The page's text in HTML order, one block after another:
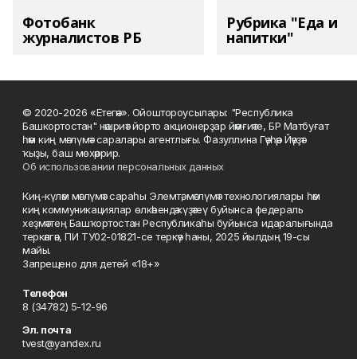
Фотобанк
журналистов РБ
Рубрика "Еда и
напитки"
© 2020-2026 «Етегән». Ойоштороусылары: "Республика
Башкортостан" нәшриәт йорто акционерҙар йәмғиәте, БР Матбуғат
һәм киң мәғлүмәт саралары агентлығы. Фазуллина Гәүһәр Йәүҙәт
ҡыҙы, баш мөхәррир.
Об использовании персональных данных
Киң-күләм мәғлүмәт сараһы Элемтә, мәғлүмәт технологиялары һәм
киң коммуникациялар өлкәһендә күҙәтеү буйынса федераль
хеҙмәттең Башҡортостан Республикаһы буйынса идаралығында
теркәлгән, ПИ ТУ02-01821-се теркәү һаны, 2025 йылдың 19-сы
майы.
Запрещено для детей «18+»
Телефон
8 (34782) 5-12-96
Эл. почта
tvest@yandex.ru